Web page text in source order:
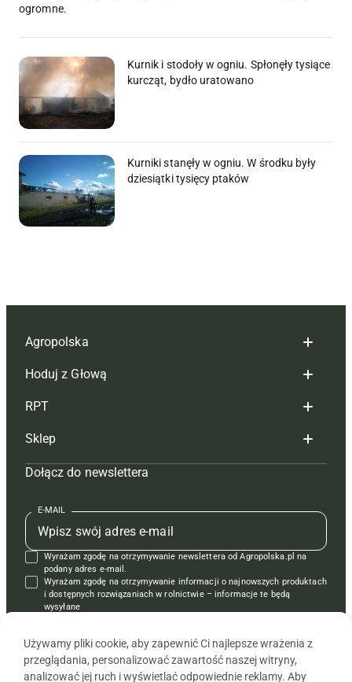
ogromne.
Kurnik i stodoły w ogniu. Spłonęły tysiące
kurcząt, bydło uratowano
Kurniki stanęły w ogniu. W środku były
dziesiątki tysięcy ptaków
Agropolska
Redakcja
Reklama
Tagi
Mapa serwisu
Kontakt
Regulamin
Polityka prywatności
Hoduj z Głową
Hoduj z głową bydło
Hoduj z głową świnie
Prenumerata
Redakcja
Kontakt
Reklama
RPT
Redakcja
Prenumerata
Reklama
Kontakt
Krzyżówki
Sklep
Czasopisma i prenumerata
Książki
Regulamin
Dołącz do newslettera
E-MAIL
Wyrażam zgodę na otrzymywanie newslettera od Agropolska.pl na
podany adres e-mail.
Wyrażam zgodę na otrzymywanie informacji o najnowszych produktach
i dostępnych rozwiązaniach w rolnictwie – informacje te będą
wysyłane
Używamy pliki cookie, aby zapewnić Ci najlepsze wrażenia z
przeglądania, personalizować zawartość naszej witryny,
analizować jej ruch i wyświetlać odpowiednie reklamy. Aby